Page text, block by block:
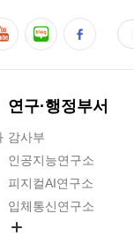
연구·행정부서
감사부
인공지능연구소
피지컬AI연구소
입체통신연구소